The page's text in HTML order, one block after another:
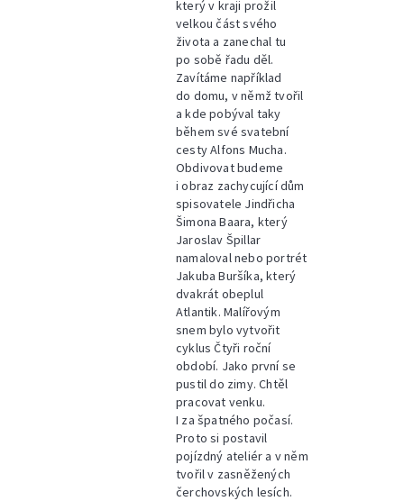
který v kraji prožil
velkou část svého
života a zanechal tu
po sobě řadu děl.
Zavítáme například
do domu, v němž tvořil
a kde pobýval taky
během své svatební
cesty Alfons Mucha.
Obdivovat budeme
i obraz zachycující dům
spisovatele Jindřicha
Šimona Baara, který
Jaroslav Špillar
namaloval nebo portrét
Jakuba Buršíka, který
dvakrát obeplul
Atlantik. Malířovým
snem bylo vytvořit
cyklus Čtyři roční
období. Jako první se
pustil do zimy. Chtěl
pracovat venku.
I za špatného počasí.
Proto si postavil
pojízdný ateliér a v něm
tvořil v zasněžených
čerchovských lesích.